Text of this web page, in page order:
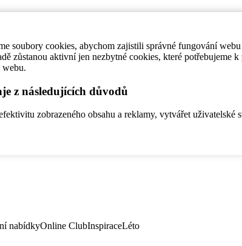
soubory cookies, abychom zajistili správné fungování
zůstanou aktivní jen nezbytné cookies, které
webu.
z následujících důvodů
zobrazeného obsahu a reklamy, vytvářet
nabídkyOnline ClubInspiraceLéto